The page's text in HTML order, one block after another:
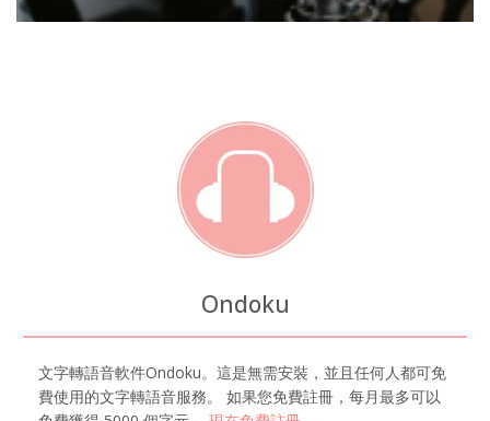
Ondoku
文字轉語音軟件Ondoku。這是無需安裝，並且任何人都可免
費使用的文字轉語音服務。 如果您免費註冊，每月最多可以